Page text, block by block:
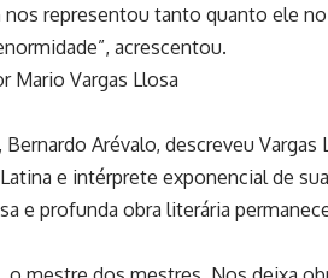
nos representou tanto quanto ele
acrescentou.
Mario Vargas Llosa
Arévalo, descreveu Vargas
e intérprete exponencial de
e profunda obra literária